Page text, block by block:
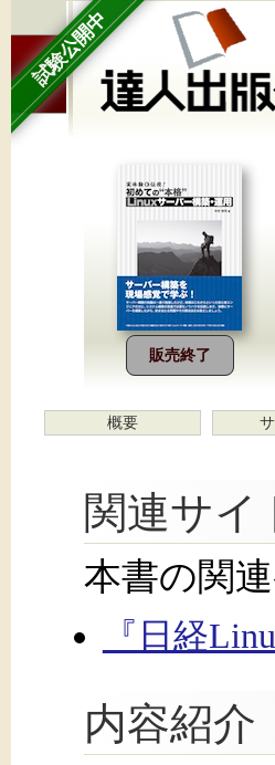
試験公開中
販売終了
概要
関連サイ
本書の関
『日経
内容紹介